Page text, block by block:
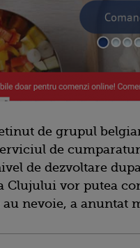
de grupul
de
de dezvoltare
vor putea
au nevoie, a anuntat